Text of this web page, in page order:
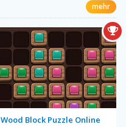
mehr
Wood Block Puzzle Online